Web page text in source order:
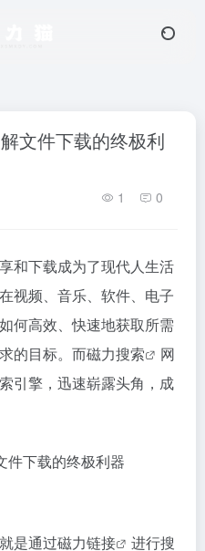
文件下载的终极利
1 0
和下载成为了现代人生活
视频、音乐、软件、电子
何高效、快速地获取所需
的目标。而磁力搜索
网
引擎，迅速崭露头角，成
是通过磁力链接
进行搜